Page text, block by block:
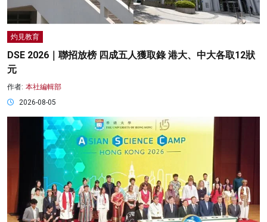
灼見教育
DSE 2026｜聯招放榜 四成五人獲取錄 港大、中大各取12狀
元
作者: 本社編輯部
2026-08-05